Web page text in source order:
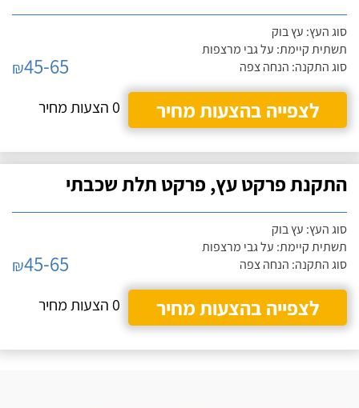
סוג העץ: עץ בוק
תשתית קיימת: על גבי מרצפות
סוג התקנה: הנחה צפה
₪45-65
לצפייה בהצעות מחיר
0 הצעות מחיר
התקנת פרקט עץ, פרקט תלת שכבתי
סוג העץ: עץ בוק
תשתית קיימת: על גבי מרצפות
סוג התקנה: הנחה צפה
₪45-65
לצפייה בהצעות מחיר
0 הצעות מחיר